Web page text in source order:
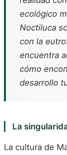
ecológico
Noctiluca
con la
encuentra
cómo
desarrollo
La
La cultura de